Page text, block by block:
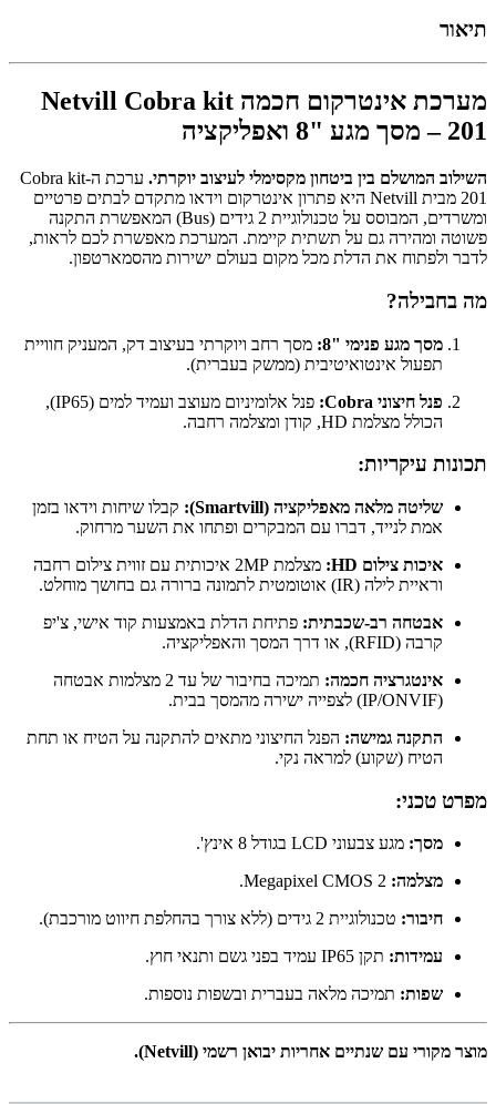
תיאור
מערכת אינטרקום חכמה Netvill Cobra kit
201 – מסך מגע "8 ואפליקציה
השילוב המושלם בין ביטחון מקסימלי לעיצוב יוקרתי.
ערכת ה-Cobra kit
201 מבית Netvill היא פתרון אינטרקום וידאו מתקדם לבתים פרטיים
ומשרדים, המבוסס על טכנולוגיית 2 גידים (Bus) המאפשרת התקנה
פשוטה ומהירה גם על תשתית קיימת. המערכת מאפשרת לכם לראות,
לדבר ולפתוח את הדלת מכל מקום בעולם ישירות מהסמארטפון.
מה בחבילה?
מסך מגע פנימי "8:
מסך רחב ויוקרתי בעיצוב דק, המעניק חוויית
תפעול אינטואיטיבית (ממשק בעברית).
פנל חיצוני Cobra:
פנל אלומיניום מעוצב ועמיד למים (IP65),
הכולל מצלמת HD, קודן ומצלמה רחבה.
תכונות עיקריות:
שליטה מלאה מאפליקציה (Smartvill):
קבלו שיחות וידאו בזמן
אמת לנייד, דברו עם המבקרים ופתחו את השער מרחוק.
איכות צילום HD:
מצלמת 2MP איכותית עם זווית צילום רחבה
וראיית לילה (IR) אוטומטית לתמונה ברורה גם בחושך מוחלט.
אבטחה רב-שכבתית: פתיחת הדלת באמצעות קוד אישי, צ'יפ
קרבה (RFID), או דרך המסך והאפליקציה.
אינטגרציה חכמה:
תמיכה בחיבור של עד 2 מצלמות אבטחה
(IP/ONVIF) לצפייה ישירה מהמסך בבית.
התקנה גמישה: הפנל החיצוני מתאים להתקנה על הטיח או תחת
הטיח (שקוע) למראה נקי.
מפרט טכני:
מסך: מגע צבעוני LCD בגודל 8 אינץ'.
מצלמה:
חיבור: טכנולוגיית 2 גידים (ללא צורך בהחלפת חיווט מורכבת).
עמידות: תקן IP65 עמיד בפני גשם ותנאי חוץ.
שפות: תמיכה מלאה בעברית ובשפות נוספות.
מוצר מקורי עם שנתיים אחריות יבואן רשמי (Netvill).